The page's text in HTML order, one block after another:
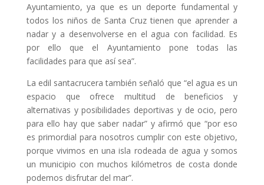
Ayuntamiento, ya que es un deporte fundamental y
todos los niños de Santa Cruz tienen que aprender a
nadar y a desenvolverse en el agua con facilidad. Es
por ello que el Ayuntamiento pone todas las
facilidades para que así sea”.
La edil santacrucera también señaló que “el agua es un
espacio que ofrece multitud de beneficios y
alternativas y posibilidades deportivas y de ocio, pero
para ello hay que saber nadar” y afirmó que “por eso
es primordial para nosotros cumplir con este objetivo,
porque vivimos en una isla rodeada de agua y somos
un municipio con muchos kilómetros de costa donde
podemos disfrutar del mar”.